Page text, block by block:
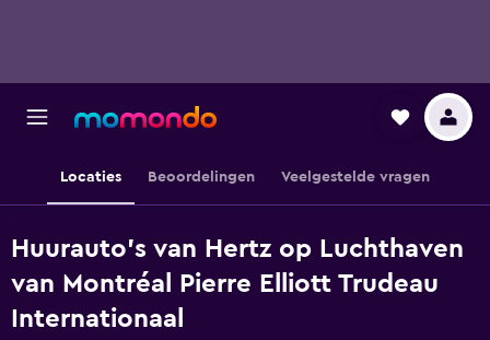
Locaties Beoordelingen Veelgestelde vragen
Huurauto's van Hertz op Luchthaven
van Montréal Pierre Elliott Trudeau
Internationaal